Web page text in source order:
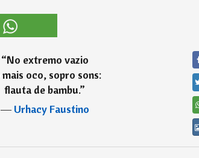
“No extremo vazio
mais oco, sopro sons:
flauta de bambu.”
―Urhacy Faustino